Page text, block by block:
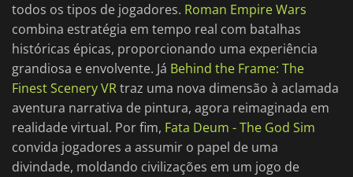
todos os tipos de jogadores. Roman Empire Wars
combina estratégia em tempo real com batalhas
históricas épicas, proporcionando uma experiência
grandiosa e envolvente. Já Behind the Frame: The
Finest Scenery VRtraz uma nova dimensão à aclamada
aventura narrativa de pintura, agora reimaginada em
realidade virtual. Por fim, Fata Deum - The God Sim
convida jogadores a assumir o papel de uma
divindade, moldando civilizações em um jogo de